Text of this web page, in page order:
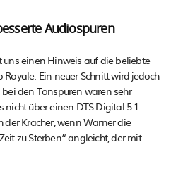
Audiospuren
einen Hinweis auf die beliebte
Ein neuer Schnitt wird jedoch
den Tonspuren wären sehr
über einen DTS Digital 5.1-
der Kracher, wenn Warner die
zu Sterben“ angleicht, der mit